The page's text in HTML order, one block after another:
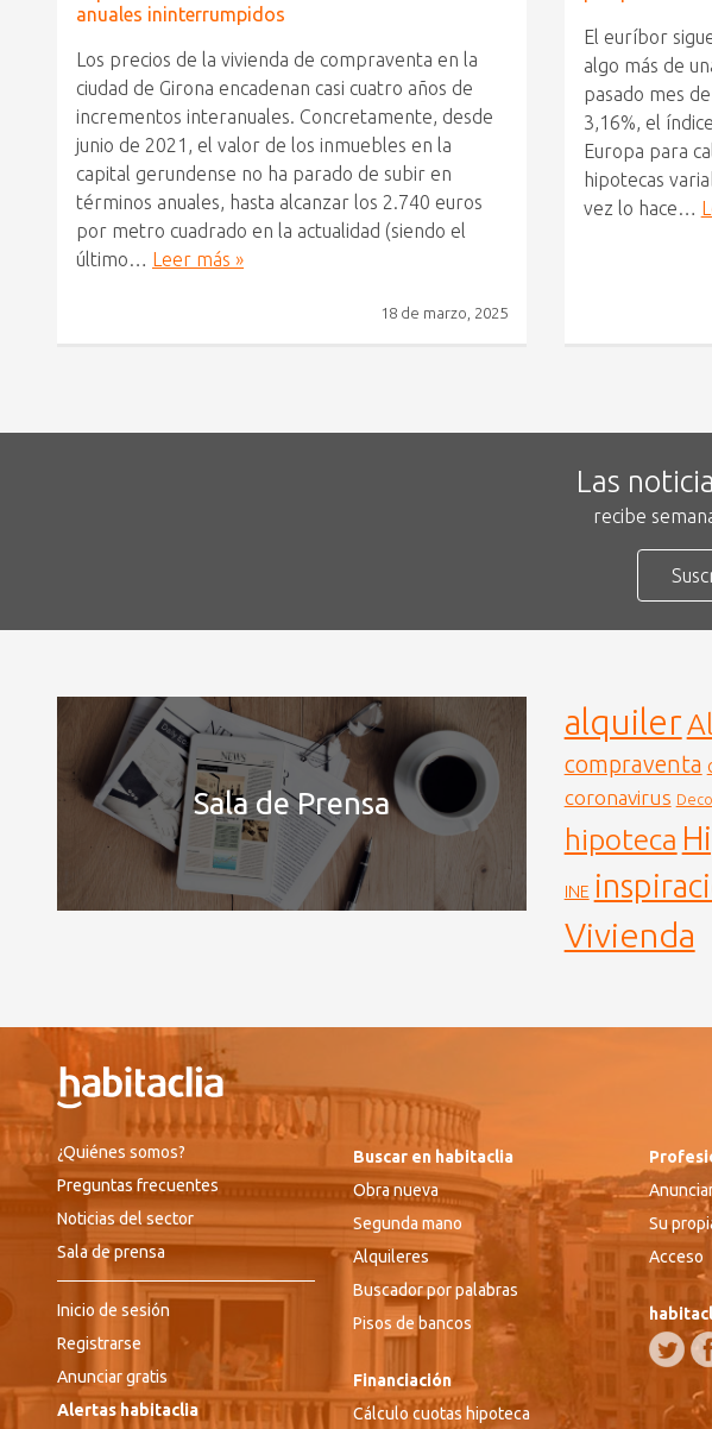
anuales ininterrumpidos
Los precios de la vivienda de compraventa en la
ciudad de Girona encadenan casi cuatro años de
incrementos interanuales. Concretamente, desde
junio de 2021, el valor de los inmuebles en la
capital gerundense no ha parado de subir en
términos anuales, hasta alcanzar los 2.740 euros
por metro cuadrado en la actualidad (siendo el
último… Leer más »
18 de marzo, 2025
El euríbor
algo más de
pasado mes
3,16%, el
Europa para
hipotecas
vez lo hace…
Las
recibe
Sala de Prensa
alquiler
compraventa
coronavirus
hipoteca
INE
Vivienda
¿Quiénes somos?
Preguntas frecuentes
Noticias del sector
Sala de prensa
Inicio de sesión
Registrarse
Anunciar gratis
Alertas habitaclia
Buscar en habitaclia
Obra nueva
Segunda mano
Alquileres
Buscador por palabras
Pisos de bancos
Financiación
Cálculo cuotas hipoteca
Su
Acceso